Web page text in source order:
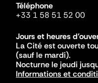
Téléphone
+33 1 58 51 52 00
Jours et heures
La Cité est ouverte
(sauf le mardi).
Nocturne le jeudi
Informations et